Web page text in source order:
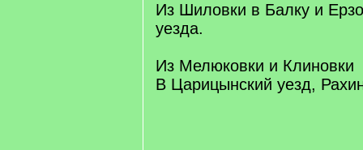
Из Шиловки в Балку и
уезда.
Из Мелюковки и Клиновки
В Царицынский уезд,